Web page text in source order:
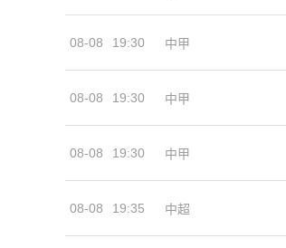
08-08 19:30 中甲
08-08 19:30 中甲
08-08 19:30 中甲
08-08 19:35 中超